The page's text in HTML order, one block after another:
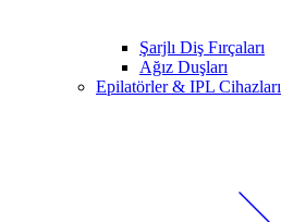
Şarjlı Diş Fırçaları
Ağız Duşları
Epilatörler & IPL Cihazları